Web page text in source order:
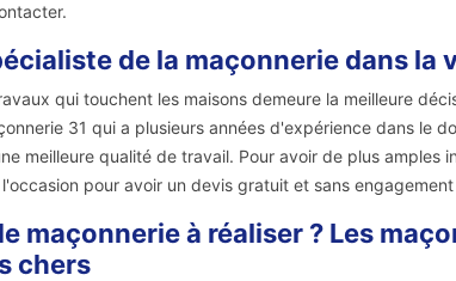
de la maçonnerie dans la
qui touchent les maisons demeure la meilleure
31 qui a plusieurs années d'expérience dans le
meilleure qualité de travail. Pour avoir de plus amples
pour avoir un devis gratuit et sans
maçonnerie à réaliser ? Les
chers